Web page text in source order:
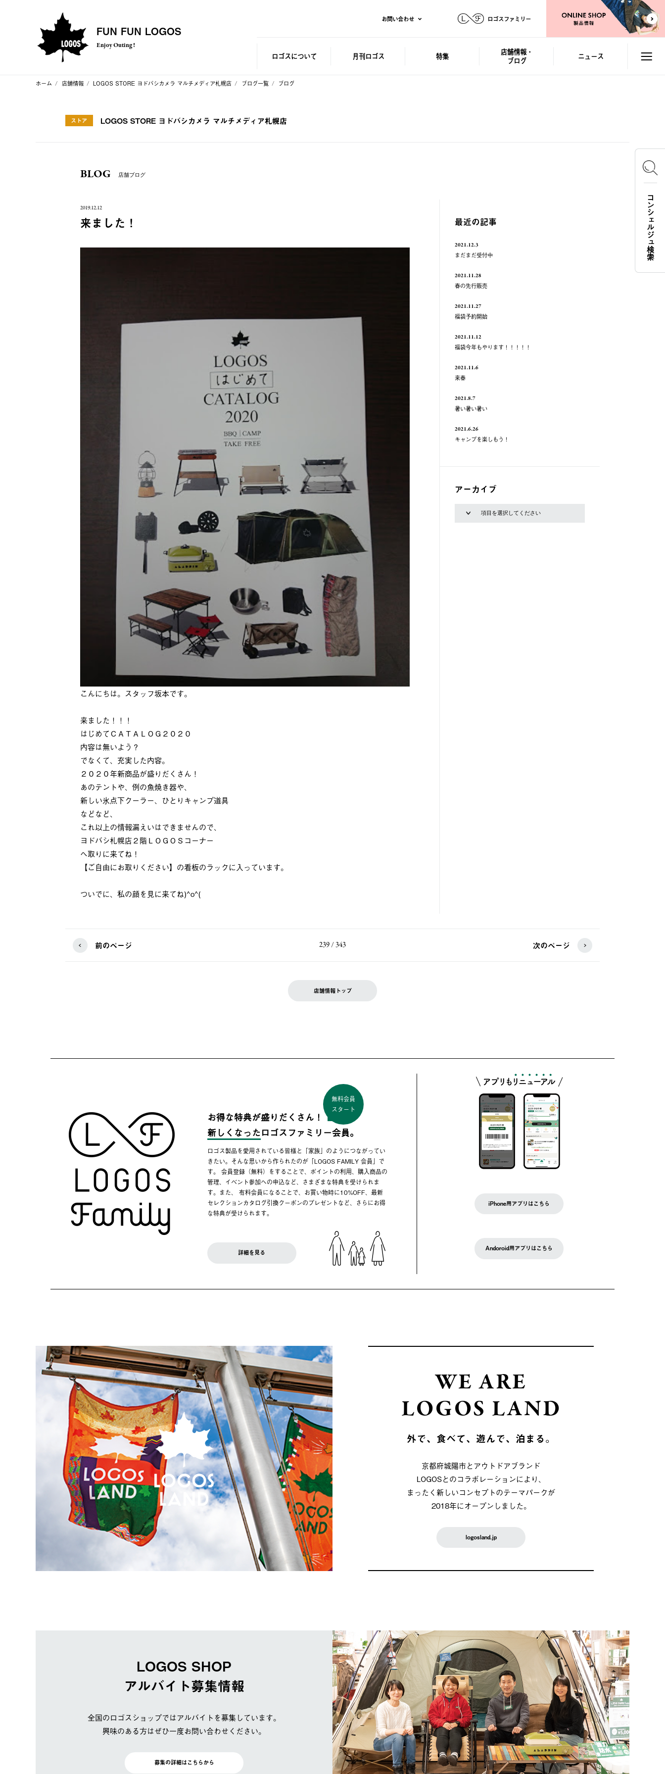
FUN FUN LOGOS
Enjoy Outing !
お問い合わせ ロゴスファミリー
ロゴスについて 月刊ロゴス 特集
店舗情報・
ブログ
ニュース
ホーム 店舗情報 LOGOS STORE ヨドバシカメラ マルチメディア札幌店 ブログ一覧 ブログ
ストア LOGOS STORE ヨドバシカメラ マルチメディア札幌店
BLOG 店舗ブログ
2019.12.12
来ました！
こんにちは。スタッフ坂本です。
来ました！！！
はじめてＣＡＴＡＬＯＧ２０２０
内容は無いよう？
でなくて、充実した内容。
２０２０年新商品が盛りだくさん！
あのテントや、例の魚焼き器や、
新しい氷点下クーラー、ひとりキャンプ道具
などなど、
これ以上の情報漏えいはできませんので、
ヨドバシ札幌店２階ＬＯＧＯＳコーナー
へ取りに来てね！
【ご自由にお取りください】の看板のラックに入っています。
ついでに、私の顔を見に来てね)^o^(
最近の記事
2021.12.3
まだまだ受付中
2021.11.28
春の先行販売
2021.11.27
福袋予約開始
2021.11.12
福袋今年もやります！！！！！
2021.11.6
来春
2021.8.7
暑い暑い暑い
2021.6.26
キャンプを楽しもう！
アーカイブ
前のページ 239 / 343 次のページ
店舗情報トップ
お得な特典が盛りだくさん！
無料会員
スタート
新しくなったロゴスファミリー会員。
ロゴス製品を愛用されている皆様と「家族」のようにつながってい
きたい。そんな思いから作られたのが「LOGOS FAMILY 会員」で
す。 会員登録（無料）をすることで、ポイントの利用、購入商品の
管理、イベント参加への申込など、さまざまな特典を受けられま
す。また、 有料会員になることで、お買い物時に10%OFF、最新
セレクションカタログ引換クーポンのプレゼントなど、さらにお得
な特典が受けられます。
詳細を見る
iPhone用アプリはこちら
Andoroid用アプリはこちら
WE ARE
LOGOS LAND
外で、食べて、遊んで、泊まる。
京都府城陽市とアウトドアブランド
LOGOSとのコラボレーションにより、
まったく新しいコンセプトのテーマパークが
2018年にオープンしました。
logosland.jp
LOGOS SHOP
アルバイト募集情報
全国のロゴスショップではアルバイトを募集しています。
興味のある方はぜひ一度お問い合わせください。
募集の詳細はこちらから
コンシェルジュ検索